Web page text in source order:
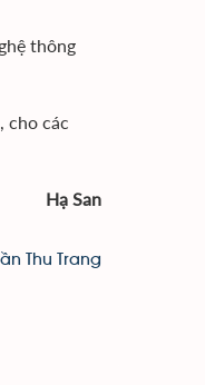
thông
cho các
Hạ San
Thu Trang